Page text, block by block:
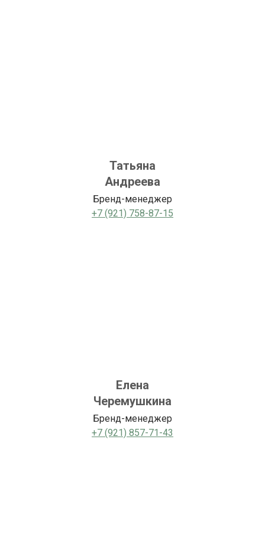
Татьяна
Андреева
Бренд-менеджер
+7 (921) 758-87-15
Елена
Черемушкина
Бренд-менеджер
+7 (921) 857-71-43